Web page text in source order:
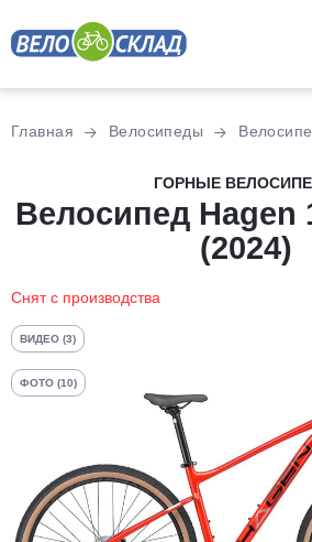
Главная Велосипеды
ГОРНЫЕ
Велосипед Hagen
(2024)
Снят с производства
ВИДЕО (3)
ФОТО (10)
Разбейте
оплатуна части
без переплат
График платежей
Добавляйте товары